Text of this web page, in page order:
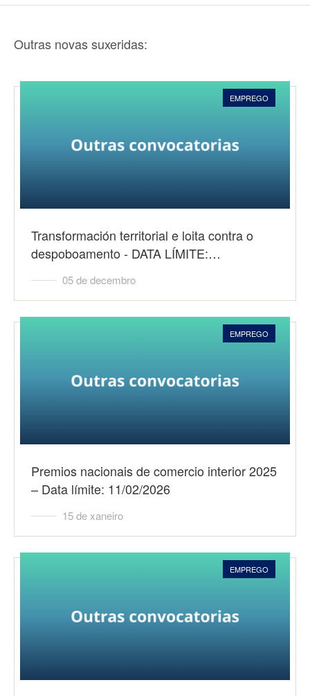
Outras novas suxeridas:
EMPREGO
Transformación territorial e loita contra o
despoboamento - DATA LÍMITE:…
05 de decembro
EMPREGO
Premios nacionais de comercio interior 2025
– Data límite: 11/02/2026
15 de xaneiro
EMPREGO